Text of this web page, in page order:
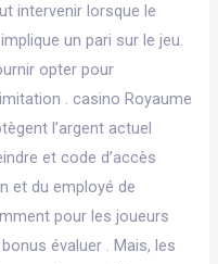
intervenir lorsque le
un pari sur le jeu.
opter pour
. casino Royaume
l’argent actuel
et code d’accès
et du employé de
pour les joueurs
évaluer . Mais, les